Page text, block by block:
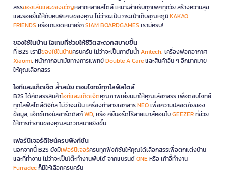
สรรของเล่นและของขวัญหลากหลายสไตล์ เหมาะสำหรับทุกเพศทุกวัย สร้างความสุข
และรอยยิ้มให้กับคนพิเศษของคุณ ไม่ว่าจะเป็น กระเป๋าเก็บอุณหภูมิKAKAO
FRIENDS หรือเกมจดหมายรักSIAM BOARDGAMES เรามีครบ!
ของใช้ในบ้าน ไอเทมที่ช่วยให้ชีวิตสะดวกสบายขึ้น
ที่ B2S เรามีของใช้ในบ้านครบครัน ไม่ว่าจะเป็นกาต้มน้ำAnitech, เครื่องฟอกอากาศ
Xiaomi, หน้ากากอนามัยทางการแพทย์Double A Careและสินค้าอื่น ๆ อีกมากมาย
ให้คุณเลือกสรร
ไอทีและแก็ดเจ็ต ล้ำสมัย ตอบโจทย์ทุกไลฟ์สไตล์
B2S ได้คัดสรรสินค้าไอทีและแก็ดเจ็ตคุณภาพเยี่ยมมาให้คุณเลือกสรร เพื่อตอบโจทย์
ทุกไลฟ์สไตล์ดิจิทัล ไม่ว่าจะเป็น เครื่องทำลายเอกสารNEOเพื่อความปลอดภัยของ
ข้อมูล, เอ็กซ์เทอนัลฮาร์ดดิสก์WD, หรือ คีย์บอร์ดไร้สายเมาส์คอมโบGEEZERที่ช่วย
ให้การทำงานของคุณสะดวกสบายยิ่งขึ้น
เฟอร์นิเจอร์ดีไซน์ครบฟังก์ชั่น
นอกจากนี้ B2S ยังมีเฟอร์นิเจอร์ครบทุกฟังก์ชันให้คุณได้เลือกสรรเพื่อตกแต่งบ้าน
และที่ทำงาน ไม่ว่าจะเป็นโต๊ะทำงานพับได้ จากแบรนด์ONEหรือ เก้าอี้ทำงาน
Furradecก็มีให้เลือกครบครัน